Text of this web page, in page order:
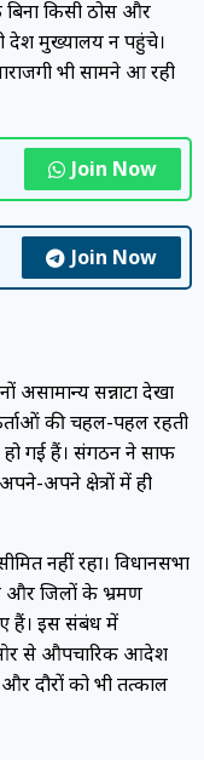
बिना किसी ठोस और
मुख्यालय न पहुंचे।
भी सामने आ रही
Join Now
Join Now
असामान्य सन्नाटा देखा
की चहल-पहल रहती
हो गई हैं। संगठन ने साफ
अपने क्षेत्रों में ही
नहीं रहा। विधानसभा
और जिलों के भ्रमण
हैं। इस संबंध में
ओर से औपचारिक आदेश
दौरों को भी तत्काल